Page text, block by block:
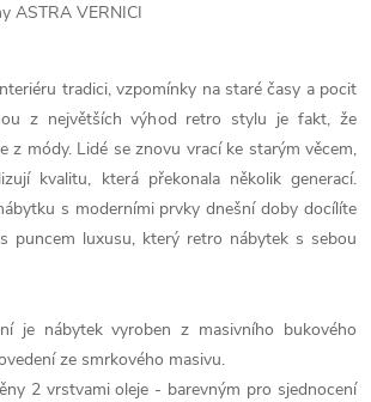
ASTRA VERNICI
tradici, vzpomínky na staré časy a pocit
z největších výhod retro stylu je fakt, že
z módy. Lidé se znovu vrací ke starým věcem,
kvalitu, která překonala několik generací.
s moderními prvky dnešní doby docílíte
puncem luxusu, který retro nábytek s sebou
je nábytek vyroben z masivního bukového
ze smrkového masivu.
2 vrstvami oleje - barevným pro sjednocení